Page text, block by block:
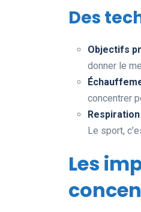
Des
Objectifs
donner le
concentrer
Respiration
Le sport,
Les